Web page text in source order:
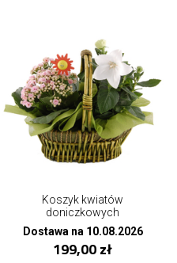
Koszyk kwiatów
doniczkowych
Dostawa na 10.08.2026
199,00 zł